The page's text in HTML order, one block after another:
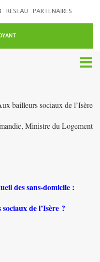
RESEAU PARTENAIRES
bailleurs sociaux de l’Isère
Ministre du Logement
des sans-domicile :
de l’Isère ?